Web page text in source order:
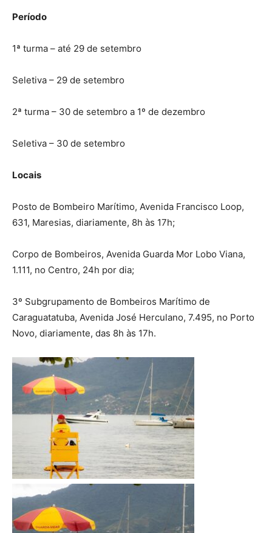
Período
1ª turma – até 29 de setembro
Seletiva – 29 de setembro
2ª turma – 30 de setembro a 1º de dezembro
Seletiva – 30 de setembro
Locais
Posto de Bombeiro Marítimo, Avenida Francisco Loop,
631, Maresias, diariamente, 8h às 17h;
Corpo de Bombeiros, Avenida Guarda Mor Lobo Viana,
1.111, no Centro, 24h por dia;
3º Subgrupamento de Bombeiros Marítimo de
Caraguatatuba, Avenida José Herculano, 7.495, no Porto
Novo, diariamente, das 8h às 17h.